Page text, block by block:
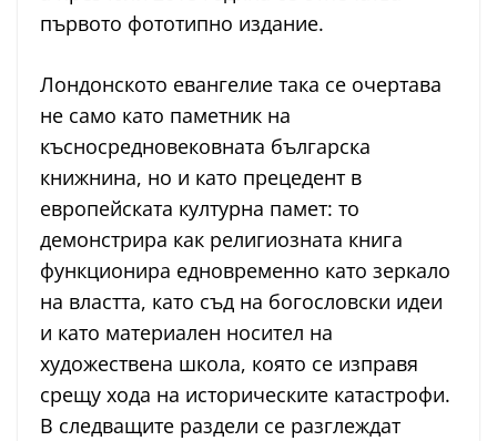
първото фототипно издание.
Лондонското евангелие така се очертава
не само като паметник на
късносредновековната българска
книжнина, но и като прецедент в
европейската културна памет: то
демонстрира как религиозната книга
функционира едновременно като зеркало
на властта, като съд на богословски идеи
и като материален носител на
художествена школа, която се изправя
срещу хода на историческите катастрофи.
В следващите раздели се разглеждат